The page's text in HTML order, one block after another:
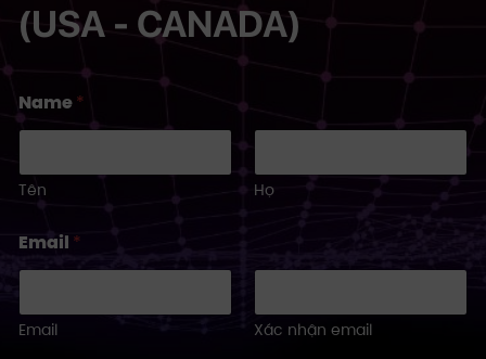
(USA - CANADA)
Name*
Tên Họ
Email *
Email Xác nhận email